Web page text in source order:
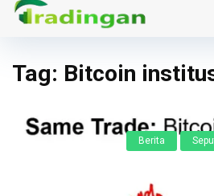
Tag: Bitcoin
Berita